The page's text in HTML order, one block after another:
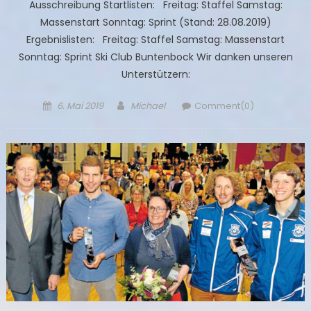
Ausschreibung Startlisten: Freitag: Staffel Samstag:
Massenstart Sonntag: Sprint (Stand: 28.08.2019)
Ergebnislisten: Freitag: Staffel Samstag: Massenstart
Sonntag: Sprint Ski Club Buntenbock Wir danken unseren
Unterstützern:
Posted
6. Mai 2019 Author
Michael Comment(0)